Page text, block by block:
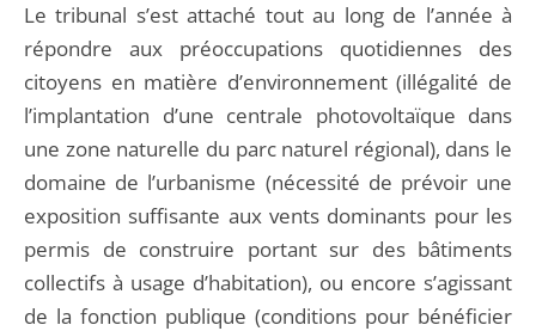
Le tribunal s’est attaché tout au long de l’année à
répondre aux préoccupations quotidiennes des
citoyens en matière d’environnement (illégalité de
l’implantation d’une centrale photovoltaïque dans
une zone naturelle du parc naturel régional), dans le
domaine de l’urbanisme (nécessité de prévoir une
exposition suffisante aux vents dominants pour les
permis de construire portant sur des bâtiments
collectifs à usage d’habitation), ou encore s’agissant
de la fonction publique (conditions pour bénéficier